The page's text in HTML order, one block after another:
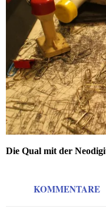
Die Qual mit der
KOMMENTARE